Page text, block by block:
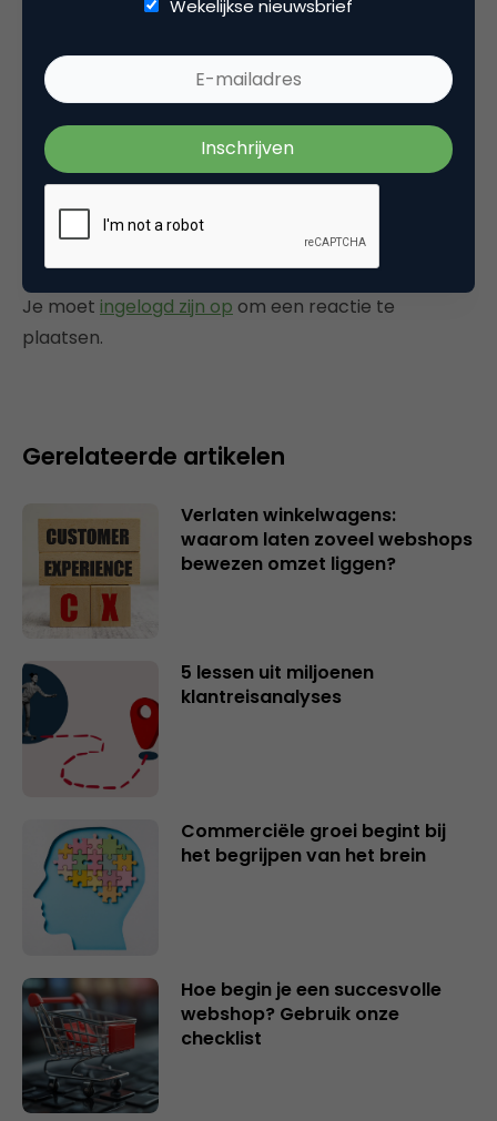
Tags
customer service
Je moet ingelogd zijn op om een reactie te
plaatsen.
Gerelateerde artikelen
Verlaten winkelwagens:
waarom laten zoveel webshops
bewezen omzet liggen?
5 lessen uit miljoenen
klantreisanalyses
Commerciële groei begint bij
het begrijpen van het brein
Hoe begin je een succesvolle
webshop? Gebruik onze
checklist
Wekelijkse nieuwsbrief